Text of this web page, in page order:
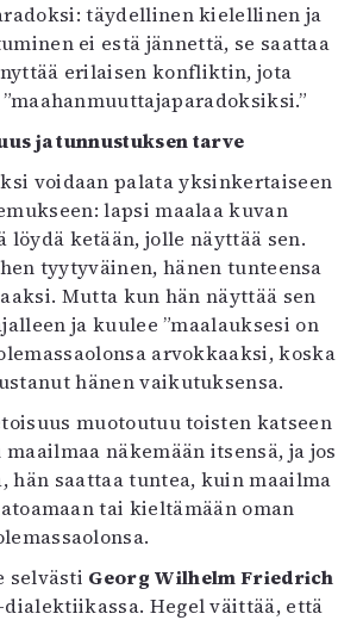
Lehdet
4/2026
2–3/2026
1/2026
6/2025
5/2025 saame
Lehtiarkisto
Info
ja irtonumerot
Yhteistyössä
Toimitus
Mediatiedot
Kaltio ry
täydellinen kielellinen ja
ei estä jännettä, se saattaa
erilaisen konfliktin, jota
ja tunnustuksen tarve
voidaan palata yksinkertaiseen
lapsi maalaa kuvan
löydä ketään, jolle näyttää sen.
tyytyväinen, hänen tunteensa
Mutta kun hän näyttää sen
ja kuulee ”maalauksesi on
arvokkaaksi, koska
hänen vaikutuksensa.
muotoutuu toisten katseen
näkemään itsensä, ja jos
hän saattaa tuntea, kuin maailma
tai kieltämään oman
selvästi Georg Wilhelm Friedrich
Hegel väittää, että